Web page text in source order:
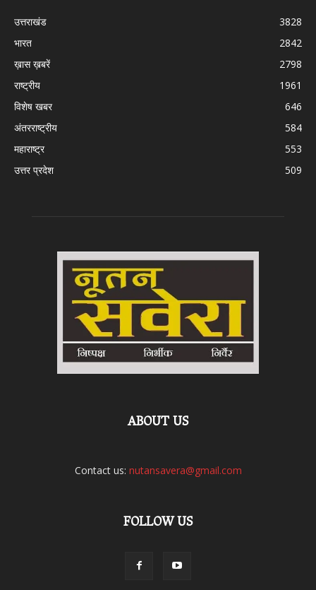
उत्तराखंड
3828
भारत
2842
ख़ास ख़बरें
2798
राष्ट्रीय
1961
विशेष खबर
646
अंतरराष्ट्रीय
584
महाराष्ट्र
553
उत्तर प्रदेश
509
ABOUT US
Contact us: nutansavera@gmail.com
FOLLOW US